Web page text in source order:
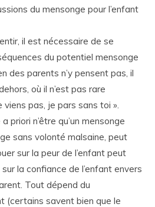
du mensonge pour l’enfant
il est nécessaire de se
du potentiel mensonge
des parents n’y pensent pas, il
où il n’est pas rare
viens pas, je pars sans toi ».
priori n’être qu’un mensonge
sans volonté malsaine, peut
sur la peur de l’enfant peut
la confiance de l’enfant envers
Tout dépend du
(certains savent bien que le